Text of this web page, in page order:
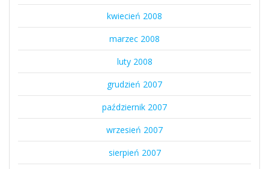
kwiecień 2008
marzec 2008
luty 2008
grudzień 2007
październik 2007
wrzesień 2007
sierpień 2007